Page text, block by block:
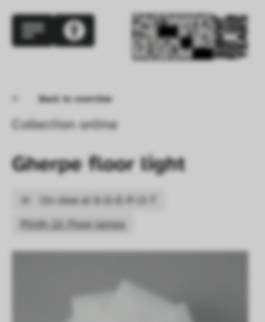
Back to overview
Collection online
Gherpe floor light
On view at X-D-E-P-O-T
Plinth 22: Floor lamps